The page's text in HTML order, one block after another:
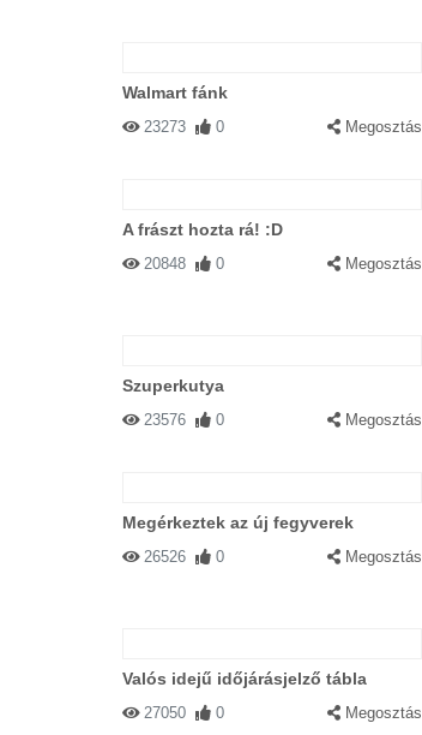
Walmart fánk
23273 0 Megosztás
A frászt hozta rá! :D
20848 0 Megosztás
Szuperkutya
23576 0 Megosztás
Megérkeztek az új fegyverek
26526 0 Megosztás
Valós idejű időjárásjelző tábla
27050 0 Megosztás